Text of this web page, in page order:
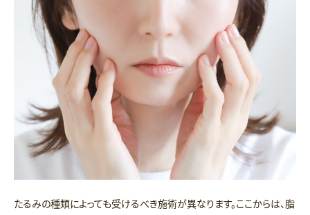
たるみの種類によっても受けるべき施術が異なります。ここからは、脂